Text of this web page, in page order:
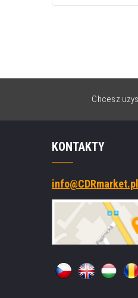
Chcesz
KONTAKTY
info@CDRmarket.pl